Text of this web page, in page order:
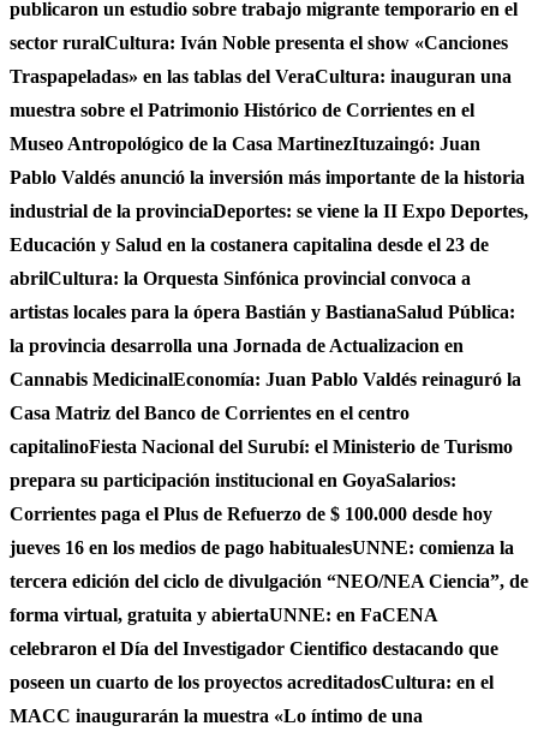
publicaron un estudio sobre trabajo migrante temporario en el
sector ruralCultura: Iván Noble presenta el show «Canciones
Traspapeladas» en las tablas del VeraCultura: inauguran una
muestra sobre el Patrimonio Histórico de Corrientes en el
Museo Antropológico de la Casa MartinezItuzaingó: Juan
Pablo Valdés anunció la inversión más importante de la historia
industrial de la provinciaDeportes: se viene la II Expo Deportes,
Educación y Salud en la costanera capitalina desde el 23 de
abrilCultura: la Orquesta Sinfónica provincial convoca a
artistas locales para la ópera Bastián y BastianaSalud Pública:
la provincia desarrolla una Jornada de Actualizacion en
Cannabis MedicinalEconomía: Juan Pablo Valdés reinaguró la
Casa Matriz del Banco de Corrientes en el centro
capitalinoFiesta Nacional del Surubí: el Ministerio de Turismo
prepara su participación institucional en GoyaSalarios:
Corrientes paga el Plus de Refuerzo de $ 100.000 desde hoy
jueves 16 en los medios de pago habitualesUNNE: comienza la
tercera edición del ciclo de divulgación “NEO/NEA Ciencia”, de
forma virtual, gratuita y abiertaUNNE: en FaCENA
celebraron el Día del Investigador Cientifico destacando que
poseen un cuarto de los proyectos acreditadosCultura: en el
MACC inaugurarán la muestra «Lo íntimo de una